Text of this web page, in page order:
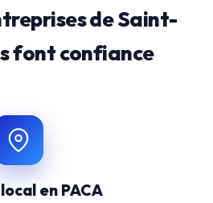
de Saint-
font confiance
en PACA